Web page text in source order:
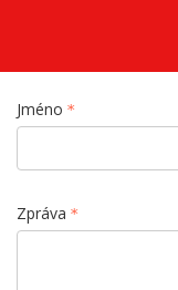
Jméno
Zpráva